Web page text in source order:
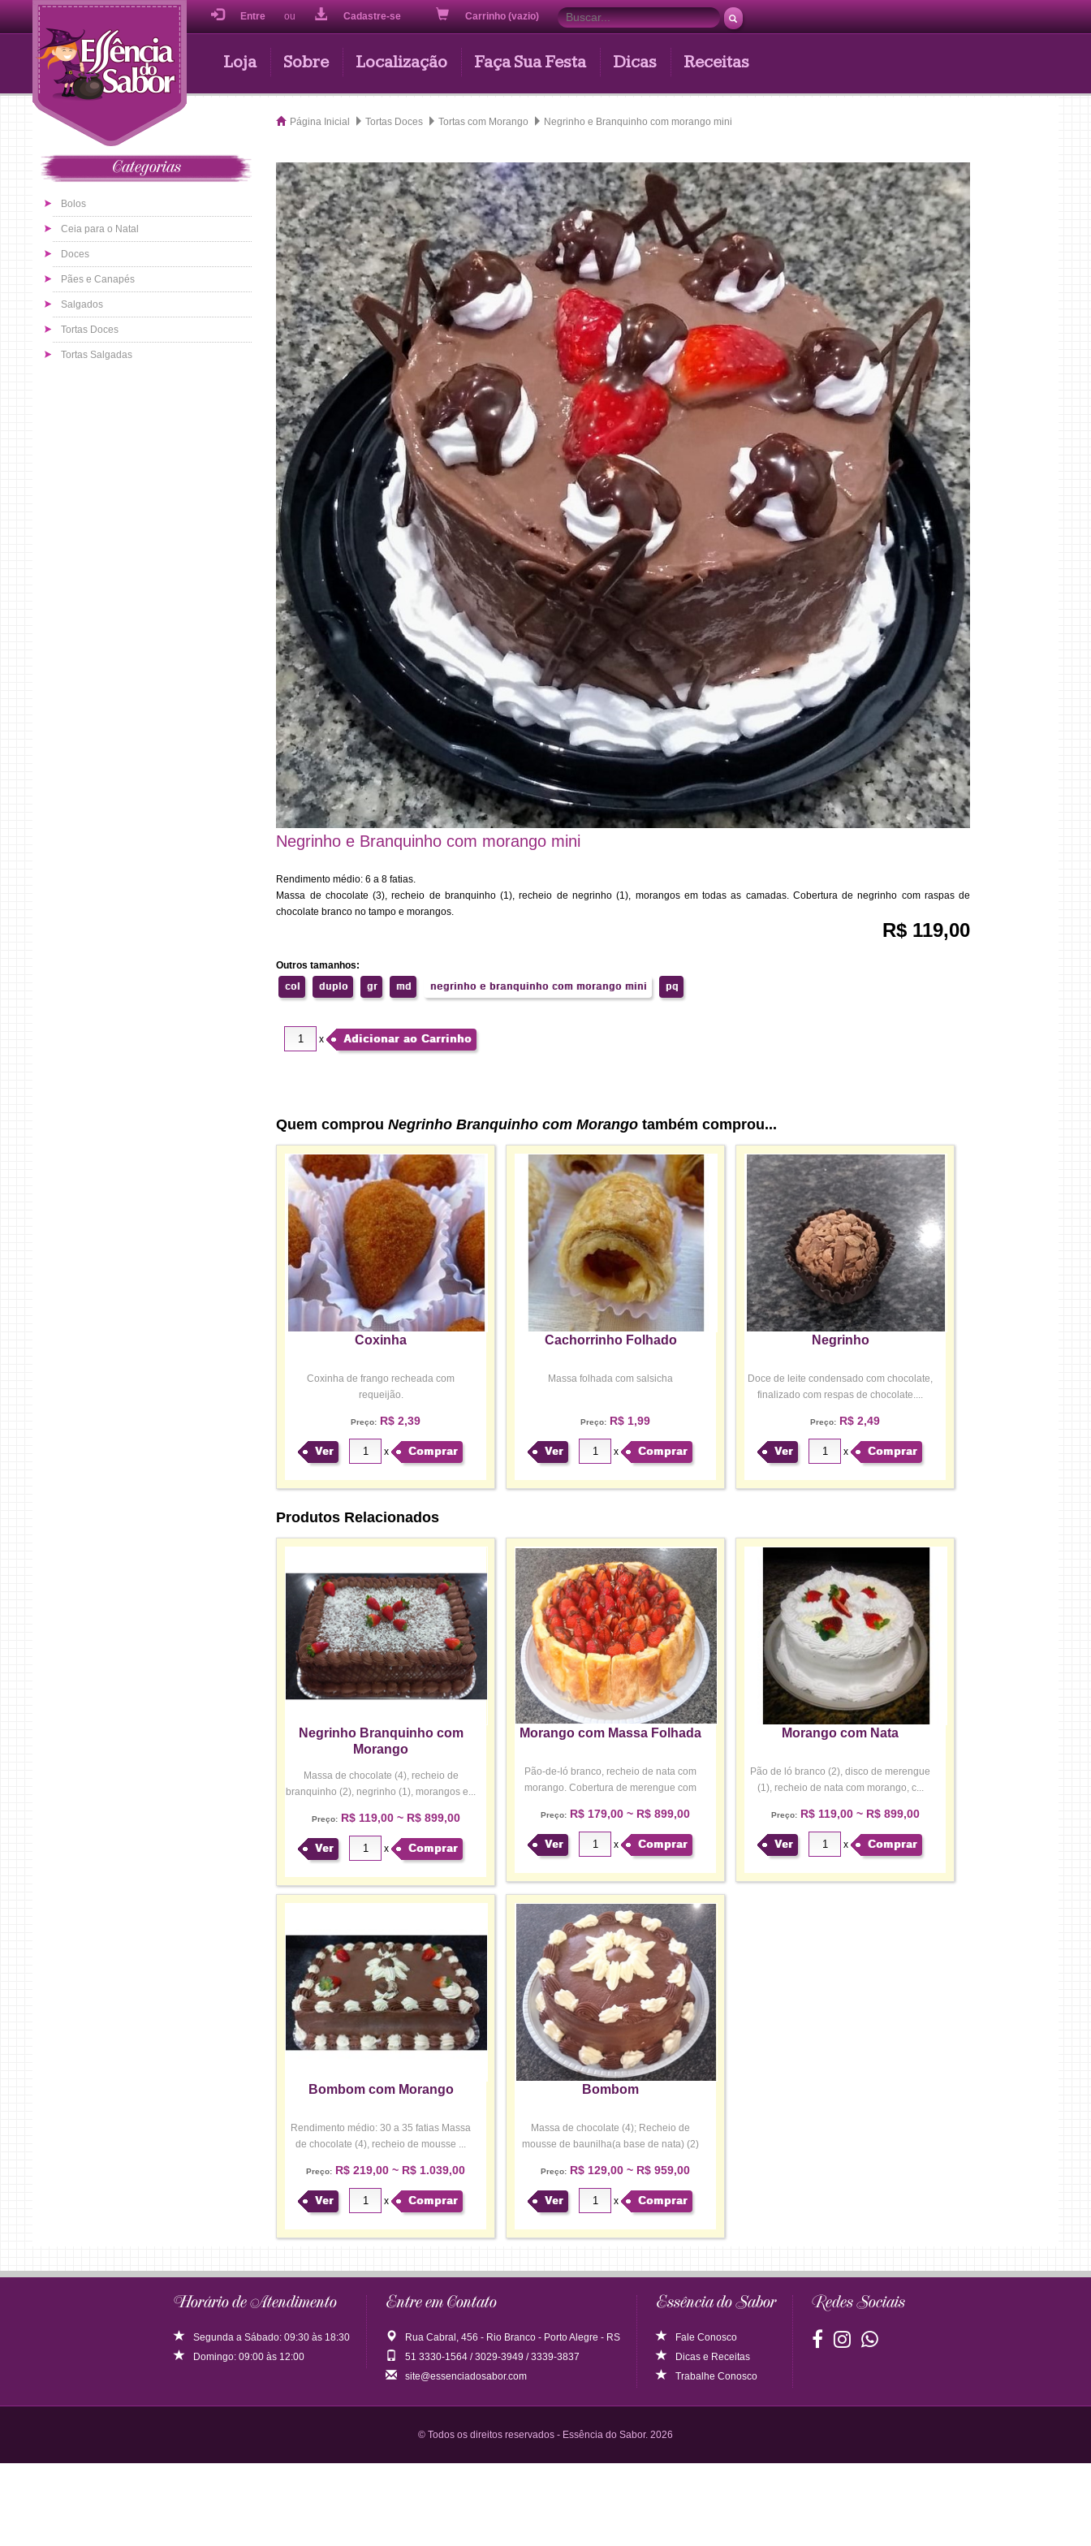
Entre ou Cadastre-se Carrinho (vazio)
Loja Sobre Localização Faça Sua Festa Dicas Receitas
Categorias
Bolos
Ceia para o Natal
Doces
Pães e Canapés
Salgados
Tortas Doces
Tortas Salgadas
Página Inicial Tortas Doces Tortas com Morango Negrinho e Branquinho com morango mini
Negrinho e Branquinho com morango mini
Rendimento médio: 6 a 8 fatias.
Massa de chocolate (3), recheio de branquinho (1), recheio de negrinho (1), morangos em todas as camadas. Cobertura de negrinho com raspas de
chocolate branco no tampo e morangos.
R$ 119,00
Outros tamanhos:
col
duplo gr md negrinho e branquinho com morango mini pq
x Adicionar ao Carrinho
Quem comprouNegrinho Branquinho com Morango também comprou...
Coxinha
Coxinha de frango recheada com
requeijão.
Preço: R$ 2,39
Ver x Comprar
Cachorrinho Folhado
Massa folhada com salsicha
Preço: R$ 1,99
Ver x Comprar
Negrinho
Doce de leite condensado com chocolate,
finalizado com respas de chocolate....
Preço: R$ 2,49
Ver x Comprar
Produtos Relacionados
Negrinho Branquinho com
Morango
Massa de chocolate (4), recheio de
branquinho (2), negrinho (1), morangos e...
Preço:R$ 119,00 ~ R$ 899,00
Ver x Comprar
Morango com Massa Folhada
Pão-de-ló branco, recheio de nata com
morango. Cobertura de merengue com
Preço: R$ 179,00 ~ R$ 899,00
Ver x Comprar
Morango com Nata
Pão de ló branco (2), disco de merengue
(1), recheio de nata com morango, c...
Preço:R$ 119,00 ~ R$ 899,00
Ver x Comprar
Bombom com Morango
Rendimento médio: 30 a 35 fatias Massa
de chocolate (4), recheio de mousse ...
Preço: R$ 219,00 ~ R$ 1.039,00
Ver x Comprar
Bombom
Massa de chocolate (4); Recheio de
mousse de baunilha(a base de nata) (2)
Preço: R$ 129,00 ~ R$ 959,00
Ver x Comprar
Horário de Atendimento
Segunda a Sábado: 09:30 às 18:30
Domingo: 09:00 às 12:00
Entre em Contato
Rua Cabral, 456 - Rio Branco - Porto Alegre - RS
51 3330-1564 / 3029-3949 / 3339-3837
site@essenciadosabor.com
Essência do Sabor
Fale Conosco
Dicas e Receitas
Trabalhe Conosco
Redes Sociais
© Todos os direitos reservados - Essência do Sabor. 2026